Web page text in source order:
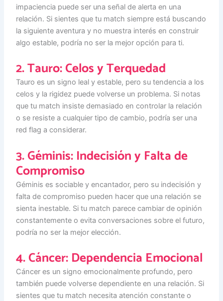
impaciencia puede ser una señal de alerta en una
relación. Si sientes que tu match siempre está buscando
la siguiente aventura y no muestra interés en construir
algo estable, podría no ser la mejor opción para ti.
2. Tauro: Celos y Terquedad
Tauro es un signo leal y estable, pero su tendencia a los
celos y la rigidez puede volverse un problema. Si notas
que tu match insiste demasiado en controlar la relación
o se resiste a cualquier tipo de cambio, podría ser una
red flag a considerar.
3. Géminis: Indecisión y Falta de
Compromiso
Géminis es sociable y encantador, pero su indecisión y
falta de compromiso pueden hacer que una relación se
sienta inestable. Si tu match parece cambiar de opinión
constantemente o evita conversaciones sobre el futuro,
podría no ser la mejor elección.
4. Cáncer: Dependencia Emocional
Cáncer es un signo emocionalmente profundo, pero
también puede volverse dependiente en una relación. Si
sientes que tu match necesita atención constante o